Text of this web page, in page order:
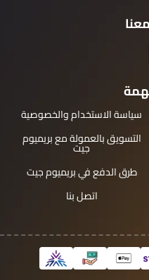
سياسة الاستخدام والخصوصية
التسويق بالعمولة مع بريميوم
جيت
طرق الدفع في بريميوم جيت
اتصل بنا